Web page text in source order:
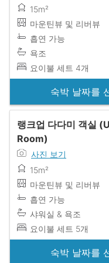
15m²
마운틴뷰 및 리버뷰
흡연 가능
욕조
요이불 세트 4개
숙박 날짜를
랭크업 다다미 객실
Room)
사진 보기
15m²
마운틴뷰 및 리버뷰
흡연 가능
샤워실 & 욕조
요이불 세트 5개
숙박 날짜를